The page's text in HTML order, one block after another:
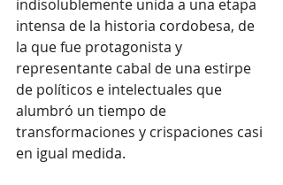
indisolublemente unida a una etapa
intensa de la historia cordobesa, de
la que fue protagonista y
representante cabal de una estirpe
de políticos e intelectuales que
alumbró un tiempo de
transformaciones y crispaciones casi
en igual medida.